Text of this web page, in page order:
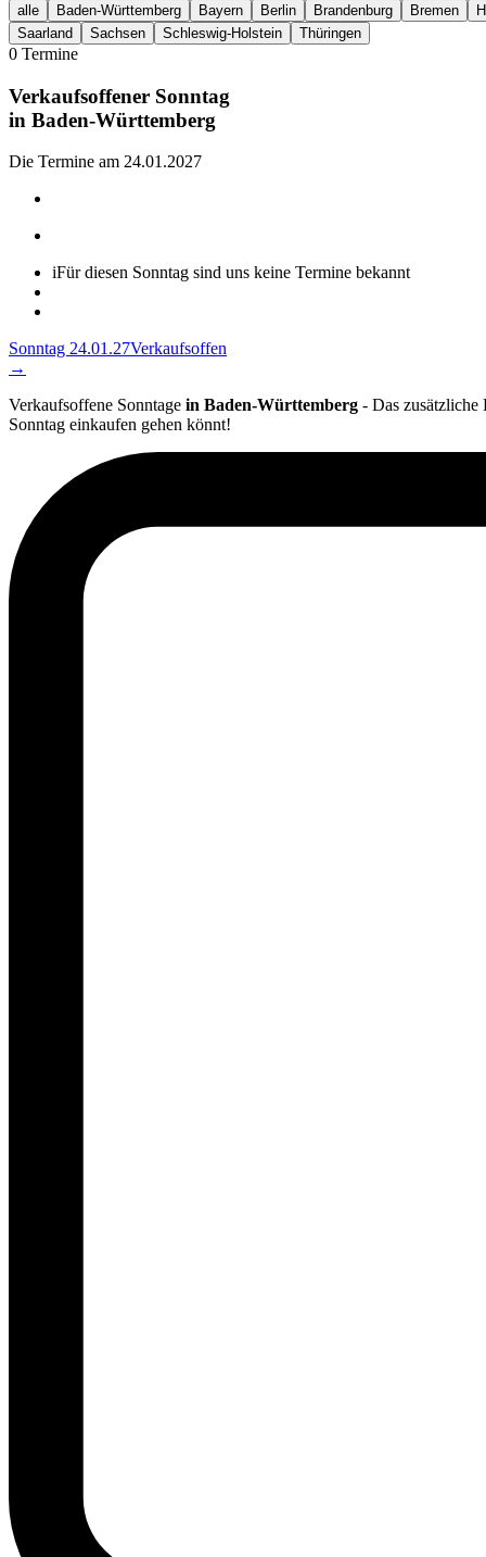
alle Baden-Württemberg Bayern Berlin Brandenburg Bremen
Saarland
Sachsen Schleswig-Holstein Thüringen
0 Termine
Verkaufsoffener Sonntag
in Baden-Württemberg
Die Termine am 24.01.2027
iFür diesen Sonntag sind uns keine Termine bekannt
Sonntag 24.01.27Verkaufsoffen
→
Verkaufsoffene Sonntage in Baden-Württemberg - Das
Sonntag einkaufen gehen könnt!